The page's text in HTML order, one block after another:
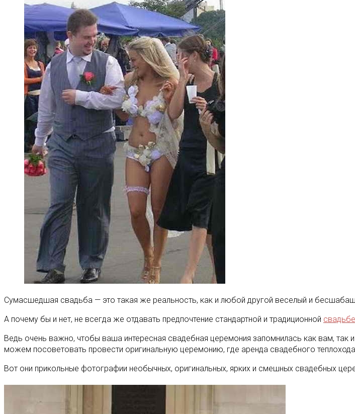
Сумасшедшая свадьба — это такая же реальность, как и любой другой веселый и
А почему бы и нет, не всегда же отдавать предпочтение стандартной и традиционной свадьбе
Ведь очень важно, чтобы ваша интересная свадебная церемония запомнилась как вам,
можем посоветовать провести оригинальную церемонию, где аренда свадебного
Вот они прикольные фотографии необычных, оригинальных, ярких и смешных свадебных